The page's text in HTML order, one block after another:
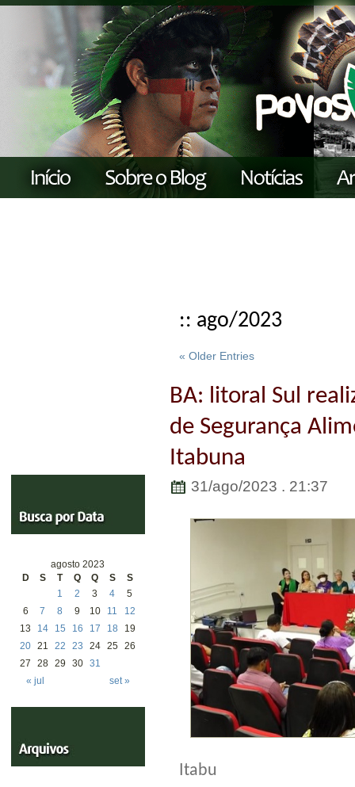
agosto 2023
D
S T Q Q S S
« jul set »
1 2 3 4
5
6
7 8 9 10 11
12
13
14 15 16 17 18
19
20 21 22 23 24 25 26
27
28 29 30 31
:: ago/2023
« Older Entries
BA: litoral Sul
de Segurança
Itabuna
31/ago/2023 . 21:37
Itabu